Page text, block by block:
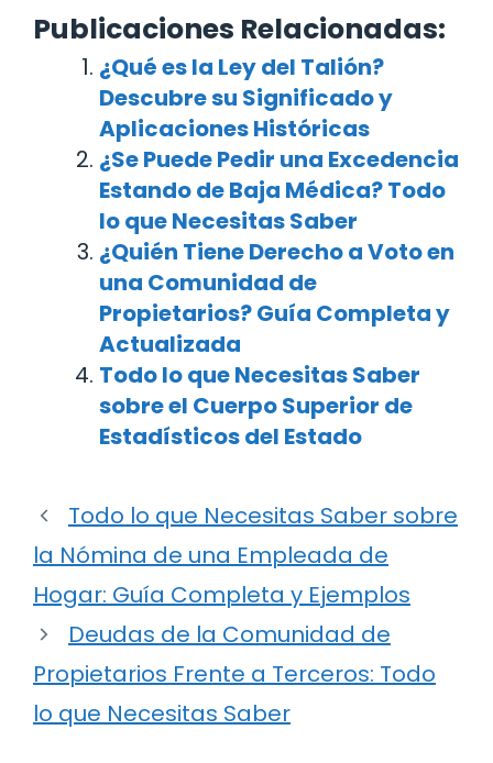
Publicaciones Relacionadas:
¿Qué es la Ley del Talión?
Descubre su Significado y
Aplicaciones Históricas
¿Se Puede Pedir una Excedencia
Estando de Baja Médica? Todo
lo que Necesitas Saber
¿Quién Tiene Derecho a Voto en
una Comunidad de
Propietarios? Guía Completa y
Actualizada
Todo lo que Necesitas Saber
sobre el Cuerpo Superior de
Estadísticos del Estado
Todo lo que Necesitas Saber sobre
la Nómina de una Empleada de
Hogar: Guía Completa y Ejemplos
Deudas de la Comunidad de
Propietarios Frente a Terceros: Todo
lo que Necesitas Saber